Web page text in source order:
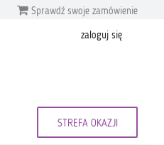
Sprawdź swoje zamówienie
zaloguj się
STREFA OKAZJI